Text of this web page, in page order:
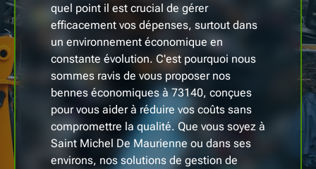
quel point il est crucial de gérer
efficacement vos dépenses, surtout dans
un environnement économique en
constante évolution. C'est pourquoi nous
sommes ravis de vous proposer nos
bennes économiques à 73140, conçues
pour vous aider à réduire vos coûts sans
compromettre la qualité. Que vous soyez à
Saint Michel De Maurienne ou dans ses
environs, nos solutions de gestion de